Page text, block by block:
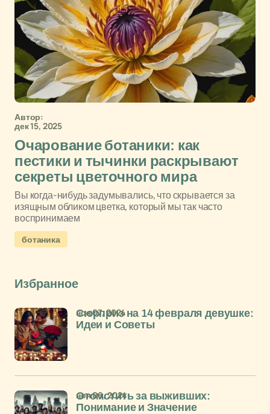
Автор:
дек 15, 2025
Очарование ботаники: как
пестики и тычинки раскрывают
секреты цветочного мира
Вы когда-нибудь задумывались, что скрывается за
изящным обликом цветка, который мы так часто
воспринимаем
ботаника
Избранное
Сюрприз на 14 февраля девушке:
Идеи и Советы
ноя 07, 2024
Отомстить за выживших:
Понимание и Значение
ноя 06, 2024